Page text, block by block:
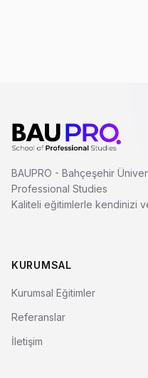
BAUPRO - Bahçeşehir
Professional Studies
Kaliteli eğitimlerle kendinizi
KURUMSAL
Kurumsal Eğitimler
Referanslar
İletişim